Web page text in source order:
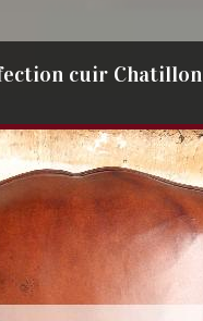
cuir Chatillon